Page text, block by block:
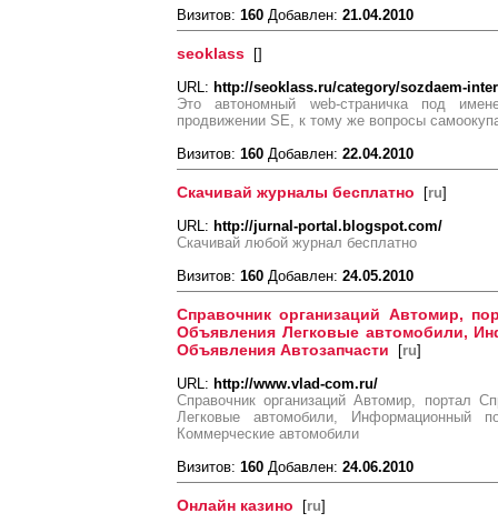
Визитов: 160 Добавлен: 21.04.2010
seoklass []
URL: http://seoklass.ru/category/sozdaem-
Это автономный web-страничка под
продвижении SE, к тому же вопросы
Визитов: 160 Добавлен: 22.04.2010
Скачивай журналы бесплатно [ru]
URL: http://jurnal-portal.blogspot.com/
Скачивай любой журнал бесплатно
Визитов: 160 Добавлен: 24.05.2010
Справочник организаций Автомир,
Объявления Легковые автомобили,
Объявления Автозапчасти [ru]
URL: http://www.vlad-com.ru/
Справочник организаций Автомир, портал
Легковые автомобили, Информационный
Коммерческие автомобили
Визитов: 160 Добавлен: 24.06.2010
Онлайн казино [ru]